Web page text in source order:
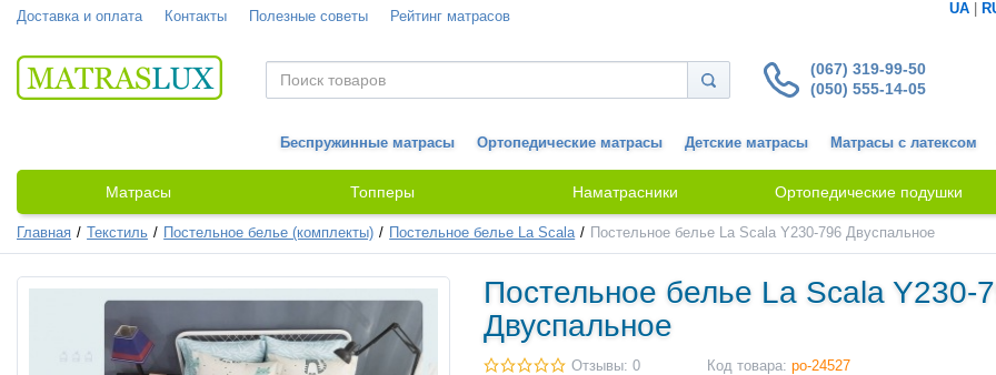
Доставка и оплата Контакты Полезные советы Рейтинг матрасов UA
(067) 319-99-50
(050) 555-14-05
Беспружинные матрасы Ортопедические матрасы Детские матрасы Матрасы с латексом
Матрасы Топперы Наматрасники Ортопедические подушки
Главная Текстиль Постельное белье (комплекты) Постельное белье La Scala Постельное белье La Scala Y230-796 Двуспальное
Постельное белье La Scala Y230-
Двуспальное
Отзывы: 0 Код товара: po-24527